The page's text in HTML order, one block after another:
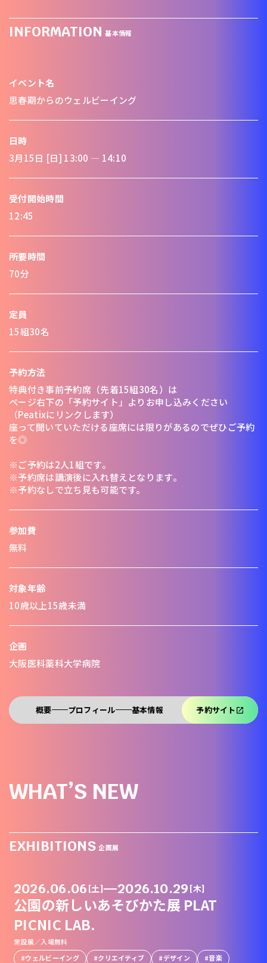
INFORMATION 基本情報
イベント名
思春期からのウェルビーイング
日時
3月15日 [日] 13:00 ― 14:10
受付開始時間
12:45
所要時間
70分
定員
15組30名
予約方法
特典付き事前予約席（先着15組30名）は
ページ右下の「予約サイト」よりお申し込みください
（Peatixにリンクします）
座って聞いていただける座席には限りがあるのでぜひご予約
を◎
※ご予約は2人1組です。
※予約席は講演後に入れ替えとなります。
※予約なしで立ち見も可能です。
参加費
無料
対象年齢
10歳以上15歳未満
企画
大阪医科薬科大学病院
概要 プロフィール 基本情報 予約サイト
WHAT’S NEW
EXHIBITIONS 企画展
2026.06.06 [土] —2026.10.29 [木]
公園の新しいあそびかた展 PLAT
PICNIC LAB.
常設展／入場無料
ウェルビーイング
クリエイティブ デザイン
音楽